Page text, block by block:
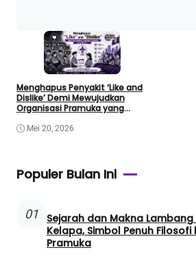
Menghapus Penyakit ‘Like and
Dislike’ Demi Mewujudkan
Organisasi Pramuka yang
Mei 20, 2026
Populer Bulan Ini
01
Sejarah dan Makna
Kelapa, Simbol Penuh
Pramuka